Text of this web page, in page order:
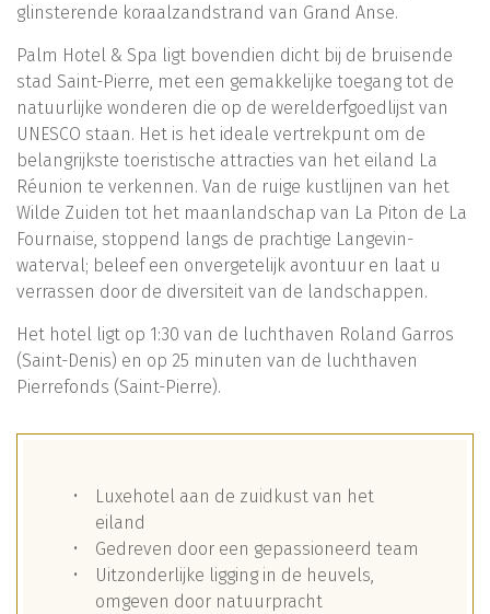
glinsterende koraalzandstrand van Grand Anse.
Palm Hotel & Spa ligt bovendien dicht bij de bruisende
stad Saint-Pierre, met een gemakkelijke toegang tot de
natuurlijke wonderen die op de werelderfgoedlijst van
UNESCO staan. Het is het ideale vertrekpunt om de
belangrijkste toeristische attracties van het eiland La
Réunion te verkennen. Van de ruige kustlijnen van het
Wilde Zuiden tot het maanlandschap van La Piton de La
Fournaise, stoppend langs de prachtige Langevin-
waterval; beleef een onvergetelijk avontuur en laat u
verrassen door de diversiteit van de landschappen.
Het hotel ligt op 1:30 van de luchthaven Roland Garros
(Saint-Denis) en op 25 minuten van de luchthaven
Pierrefonds (Saint-Pierre).
Luxehotel aan de zuidkust van het
eiland
Gedreven door een gepassioneerd team
Uitzonderlijke ligging in de heuvels,
omgeven door natuurpracht